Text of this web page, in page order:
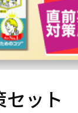
ット